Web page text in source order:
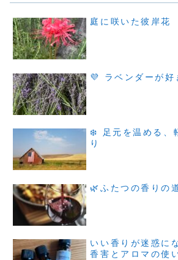
庭に咲いた彼岸花
💜 ラベンダーが好
❄️ 足元を温める、
り
🌿ふたつの香りの
いい香りが迷惑に
香害とアロマの使